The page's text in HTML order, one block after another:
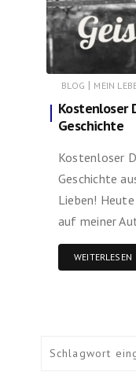
BLOG | MEIN
Kostenloser
Geschichte
Kostenloser
Geschichte
Lieben!
auf meiner
WEITERLESEN